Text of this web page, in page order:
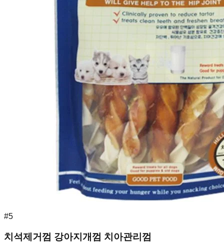
#5
치석제거껌 강아지개껌 치아관리껌